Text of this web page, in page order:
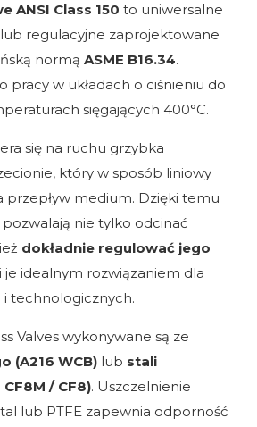
ANSI Class 150 to uniwersalne
regulacyjne zaprojektowane
normą ASME B16.34.
pracy w układach o ciśnieniu do
sięgających 400°C.
się na ruchu grzybka
który w sposób liniowy
przepływ medium. Dzięki temu
nie tylko odcinać
dokładnie regulować jego
je idealnym rozwiązaniem dla
i technologicznych.
Valves wykonywane są ze
(A216 WCB) lub stali
/ CF8). Uszczelnienie
lub PTFE zapewnia odporność